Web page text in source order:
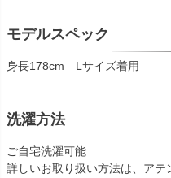
モデルスペック
身長178cm Lサイズ着用
洗濯方法
ご自宅洗濯可能
詳しいお取り扱い方法は、アテ